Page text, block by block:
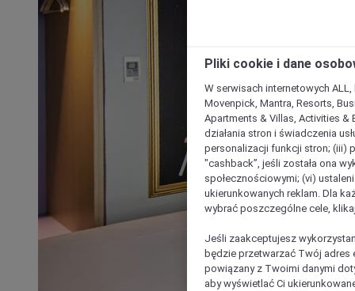
Pliki cookie i dane
W serwisach internetowych
Movenpick, Mantra, Resorts,
Apartments & Villas, Activities &
działania stron i świadczenia
personalizacji funkcji stron; (iii)
"cashback”, jeśli została ona
społecznościowymi; (vi)
ukierunkowanych reklam. Dla
wybrać poszczególne cele,
Jeśli zaakceptujesz
będzie przetwarzać Twój adres
powiązany z Twoimi danymi
aby wyświetlać Ci